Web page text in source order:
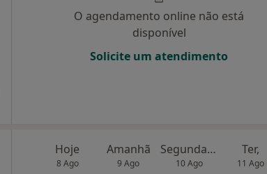
O agendamento online não está
disponível
Solicite um atendimento
Hoje
8 Ago
Amanhã
9 Ago
Segunda-feira
10 Ago
Ter,
11 Ago